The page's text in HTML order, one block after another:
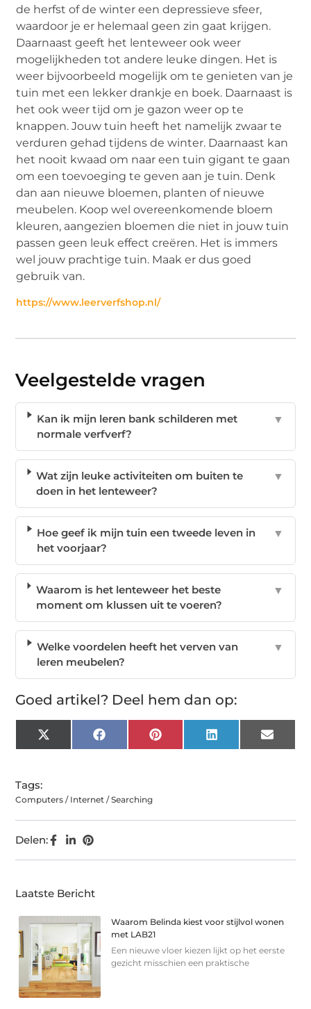
de herfst of de winter een depressieve sfeer,
waardoor je er helemaal geen zin gaat krijgen.
Daarnaast geeft het lenteweer ook weer
mogelijkheden tot andere leuke dingen. Het is
weer bijvoorbeeld mogelijk om te genieten van je
tuin met een lekker drankje en boek. Daarnaast is
het ook weer tijd om je gazon weer op te
knappen. Jouw tuin heeft het namelijk zwaar te
verduren gehad tijdens de winter. Daarnaast kan
het nooit kwaad om naar een tuin gigant te gaan
om een toevoeging te geven aan je tuin. Denk
dan aan nieuwe bloemen, planten of nieuwe
meubelen. Koop wel overeenkomende bloem
kleuren, aangezien bloemen die niet in jouw tuin
passen geen leuk effect creëren. Het is immers
wel jouw prachtige tuin. Maak er dus goed
gebruik van.
https://www.leerverfshop.nl/
Veelgestelde vragen
Kan ik mijn leren bank schilderen met
normale verfverf?
▼
Wat zijn leuke activiteiten om buiten te
doen in het lenteweer?
▼
Hoe geef ik mijn tuin een tweede leven in
het voorjaar?
▼
Waarom is het lenteweer het beste
moment om klussen uit te voeren?
▼
Welke voordelen heeft het verven van
leren meubelen?
▼
Goed artikel? Deel hem dan op:
X
(Twitter)
FacebookPinterest LinkedIn Email
Tags:
Computers / Internet / Searching
Delen:
Laatste Bericht
Waarom Belinda kiest voor stijlvol wonen
met LAB21
Een nieuwe vloer kiezen lijkt op het eerste
gezicht misschien een praktische